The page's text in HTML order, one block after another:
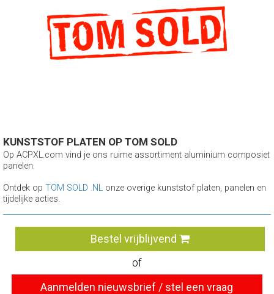
KUNSTSTOF PLATEN OP TOM SOLD
Op ACPXL.com vind je ons ruime assortiment aluminium composiet
panelen.
Ontdek op TOM SOLD .NL onze overige kunststof platen, panelen en
tijdelijke acties.
Bestel vrijblijvend
of
Aanmelden nieuwsbrief / stel een vraag